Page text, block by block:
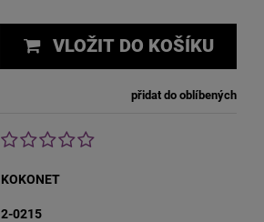
VLOŽIT DO KOŠÍKU
přidat do oblíbených
KOKONET
2-0215